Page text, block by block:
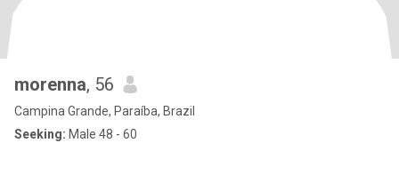
morenna, 56
Campina Grande, Paraíba, Brazil
Seeking: Male 48 - 60